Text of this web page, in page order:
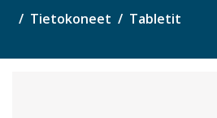
Tietokoneet Tabletit